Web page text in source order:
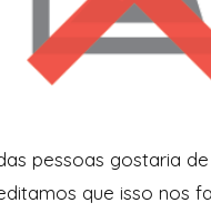
pessoas gostaria
que isso nos